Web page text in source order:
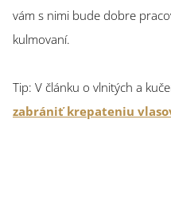
vám s nimi bude dobre
kulmovaní.
Tip: V článku o vlnitých a
zabrániť krepateniu